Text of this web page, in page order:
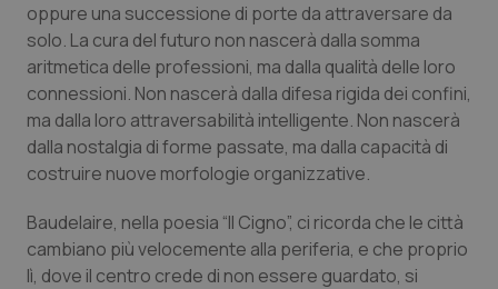
oppure una successione di porte da attraversare da
solo. La cura del futuro non nascerà dalla somma
aritmetica delle professioni, ma dalla qualità delle loro
connessioni. Non nascerà dalla difesa rigida dei confini,
ma dalla loro attraversabilità intelligente. Non nascerà
dalla nostalgia di forme passate, ma dalla capacità di
costruire nuove morfologie organizzative.
Baudelaire, nella poesia “Il Cigno”, ci ricorda che le città
cambiano più velocemente alla periferia, e che proprio
lì, dove il centro crede di non essere guardato, si